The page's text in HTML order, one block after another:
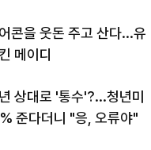
콘을 웃돈 주고 산다...유
메이디
상대로 '통수'?...청년미
준다더니 "응, 오류야"